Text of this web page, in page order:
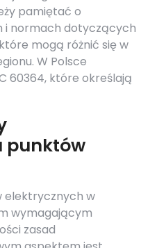
pamiętać o
i normach dotyczących
mogą różnić się w
W Polsce
60364, które określają
punktów
elektrycznych w
wymagającym
zasad